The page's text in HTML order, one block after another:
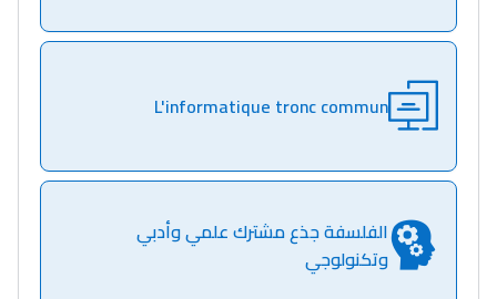
L'informatique tronc commun
الفلسفة جذع مشترك علمي وأدبي
وتكنولوجي